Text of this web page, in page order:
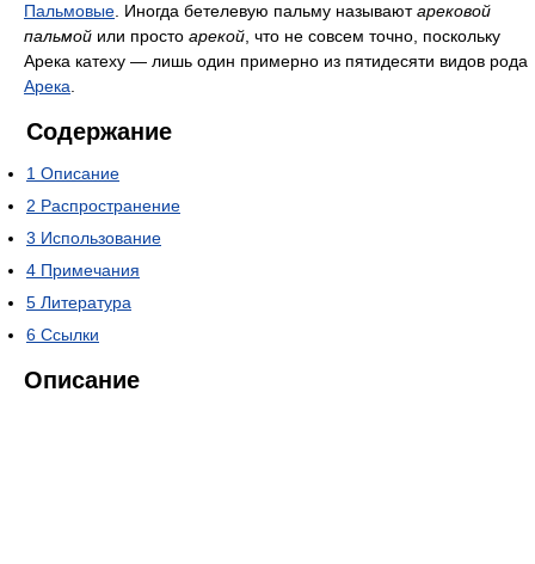
Пальмовые . Иногда бетелевую пальму называютарековой
пальмой или просто арекой , что не совсем точно, поскольку
Арека катеху — лишь один примерно из пятидесяти видов рода
Арека
Содержание
1 Описание
2 Распространение
3 Использование
4 Примечания
5 Литература
6 Ссылки
Описание